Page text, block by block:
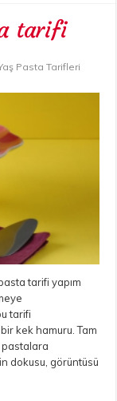
tarifi
Pasta Tarifleri
tarifi yapım
tarifi
kek hamuru. Tam
pastalara
dokusu, görüntüsü